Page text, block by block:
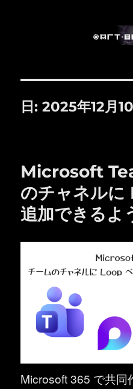
日:2025年12月
Microsoft
のチャネル
追加できるよ
Microsoft 365 で共同